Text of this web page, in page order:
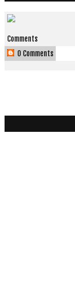
Comments
0 Comments